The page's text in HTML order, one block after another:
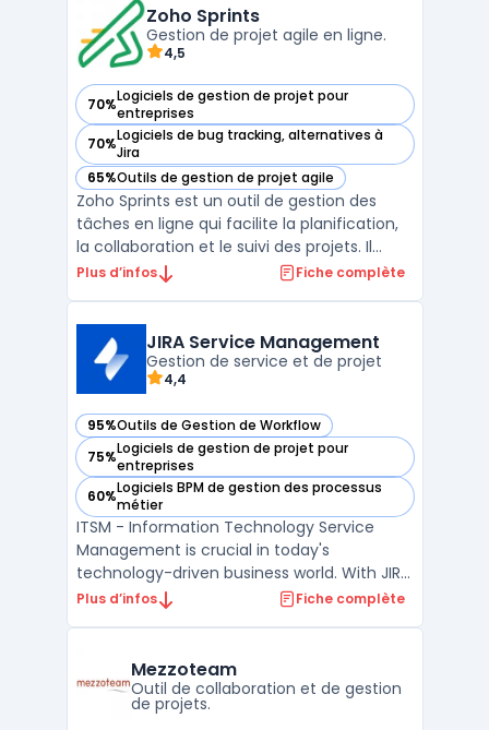
Management, y compris la planification, le
suivi, la collaboration et l ...
Zoho Sprints
Gestion de projet agile en ligne.
4,5
70%Logiciels de gestion de projet pour
entreprises
— voir Zoho Sprints dans cette catégorie
70%Logiciels de bug tracking, alternatives à
Jira
— voir Zoho Sprints dans cette catégorie
65%Outils de gestion de projet agile
— voir Zoho Sprints dans cette catégorie
Zoho Sprints est un outil de gestion des
tâches en ligne qui facilite la planification,
la collaboration et le suivi des projets. Il
permet aux équipes de travailler ensemble
tableaux Kanban, des diagrammes de
Gantt et des ...
Plus d’infos Fiche complète
JIRA Service Management
Gestion de service et de projet
4,4
95%Outils de Gestion de Workflow
— voir JIRA Service Management dans cette catégorie
75%Logiciels de gestion de projet pour
entreprises
— voir JIRA Service Management dans cette catégorie
60%Logiciels BPM de gestion des processus
métier
— voir JIRA Service Management dans cette catégorie
ITSM - Information Technology Service
Management is crucial in today's
technology-driven business world. With JIRA
Service Management, managing IT services
service management processes and
improve the overall efficien ...
Plus d’infos Fiche complète
Mezzoteam
Outil de collaboration et de gestion
de projets.